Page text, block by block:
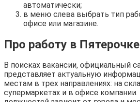
автоматически;
в меню слева выбрать тип
офисе или магазине.
Про работу в Пятерочке
В поисках вакансии, официальный
представляет актуальную
местам в трех направлениях: на
супермаркетах и в офисе компании.